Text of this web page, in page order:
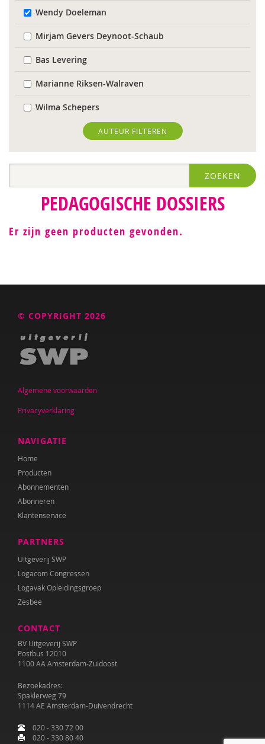
Wendy Doeleman
Mirjam Gevers Deynoot-Schaub
Bas Levering
Marianne Riksen-Walraven
Wilma Schepers
AUTEUR FILTEREN
ZOEKEN
PEDAGOGISCHE DOSSIERS
Er zijn geen producten gevonden.
© COPYRIGHT 2026
Algemene voorwaarden
Privacyverklaring
NAVIGATIE
Home
Producten
Abonnementen
Abonneren
Klantenservice
PARTNERS
Uitgeverij SWP
Logacom Congressen
Logavak Opleidingsgroep
Zesbee
CONTACT
BV Uitgeverij SWP
Postbus 12010
1100 AA Amsterdam-Zuidoost
Bezoekadres:
Spaklerweg 79
1114 AE Amsterdam-Duivendrecht
020 - 330 72 00
020 - 330 80 40